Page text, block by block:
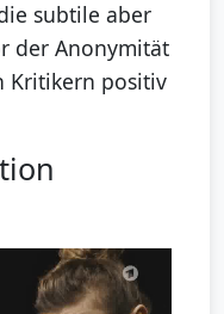
subtile aber
der Anonymität
Kritikern positiv